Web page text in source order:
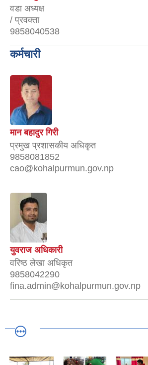
वडा अध्यक्ष
/ प्रवक्ता
9858040538
कर्मचारी
मान बहादुर गिरी
प्रमुख प्रशासकीय अधिकृत
9858081852
cao@kohalpurmun.gov.np
युवराज अधिकारी
वरिष्ठ लेखा अधिकृत
9858042290
fina.admin@kohalpurmun.gov.np